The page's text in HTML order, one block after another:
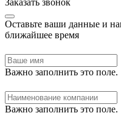
Оставьте ваши данные и
ближайшее время
Важно заполнить это поле.
Важно заполнить это поле.